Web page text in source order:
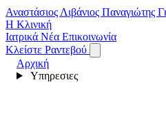
Αναστάσιος Λιβάνιος Παναγιώτης
Η Κλινική
Ιατρικά Νέα Επικοινωνία
Κλείστε Ραντεβού
Αρχική
Υπηρεσιες